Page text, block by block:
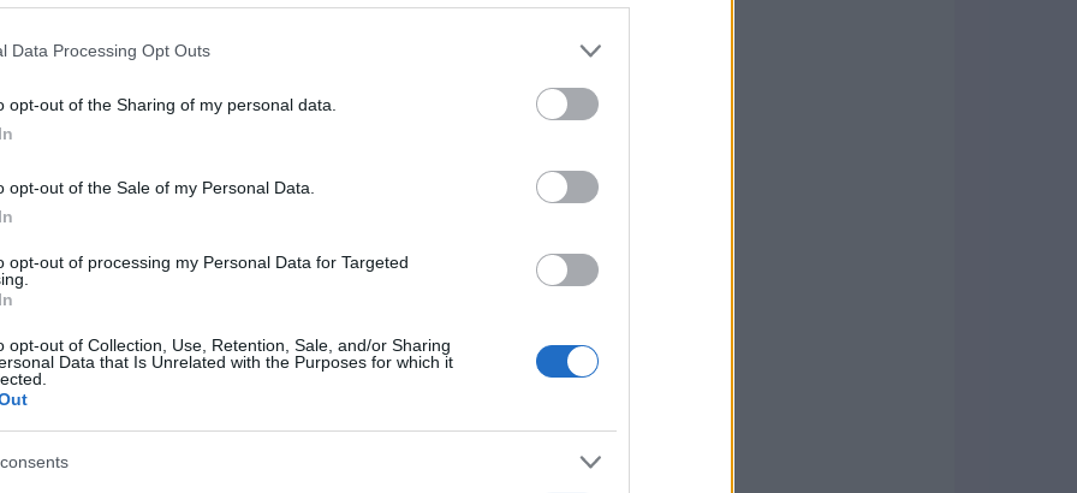
Data Processing Opt Outs
opt-out of the Sharing of my personal data.
opt-out of the Sale of my Personal Data.
opt-out of processing my Personal Data for Targeted
opt-out of Collection, Use, Retention, Sale, and/or Sharing
Data that Is Unrelated with the Purposes for which it
che, sebbene non sia una priorità
in futuro. “Sappiamo che prima o poi si
che al momento la loro
The Brave and the Boldun film che porterà
DC. Inoltre, ha rivelato che le riprese della
quest’anno. “È una grande notizia, tra
ha ammesso con un sorriso.